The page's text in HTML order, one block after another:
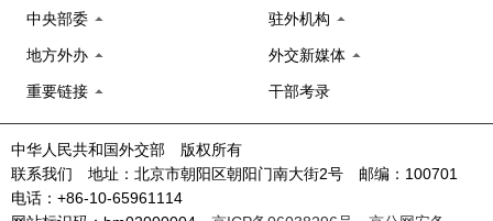
中央部委 驻外机构
地方外办 外交新媒体
重要链接 干部考录
中华人民共和国外交部 版权所有
联系我们 地址：北京市朝阳区朝阳门南大街2号 邮编：100701
电话：+86-10-65961114